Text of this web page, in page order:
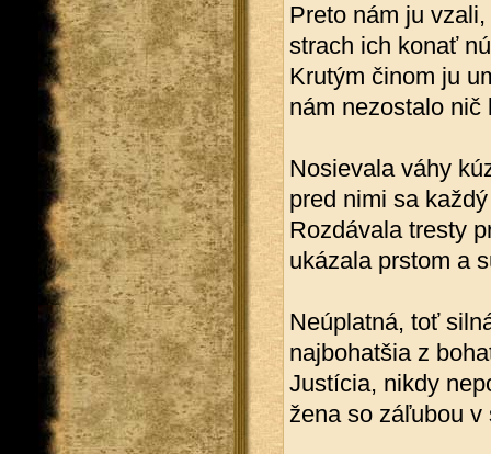
Preto nám ju vzali,
strach ich konať
Krutým činom ju
nám nezostalo nič
Nosievala váhy
pred nimi sa
Rozdávala tresty
ukázala prstom a
Neúplatná, toť
najbohatšia z
Justícia, nikdy
žena so záľubou v